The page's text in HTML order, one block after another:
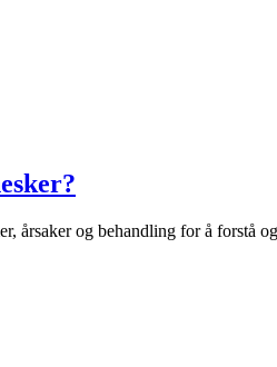
årsaker og behandling for å forstå